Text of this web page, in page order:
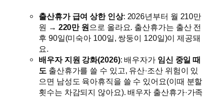
출산휴가 급여 상한 인상: 2026년부터 월 210만
원 → 220만 원 으로 올라요. 출산휴가는 출산 전
후 90일(미숙아 100일, 쌍둥이 120일)이 제공돼
요.
배우자 지원 강화(2026): 배우자가 임신 중일 때
도 출산휴가를 쓸 수 있고, 유산·조산 위험이 있
으면 남성도 육아휴직을 쓸 수 있어요(이때 분할
횟수는 차감되지 않아요). 배우자 출산휴가·가족